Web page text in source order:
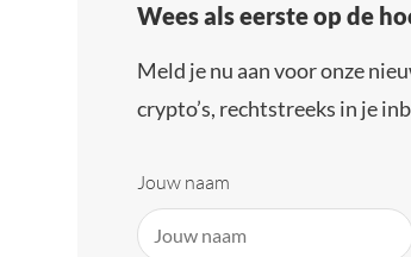
Wees als eerste op de
Meld je nu aan voor onze
crypto’s, rechtstreeks in je
Jouw naam